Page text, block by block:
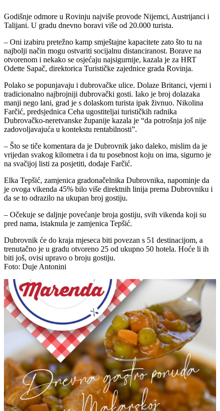
Godišnje odmore u Rovinju najviše provode Nijemci, Austrijanci i
Talijani. U gradu dnevno boravi više od 20.000 turista.
– Oni izabiru pretežno kamp smještajne kapacitete zato što tu na
najbolji način mogu ostvariti socijalnu distanciranost. Borave na
otvorenom i nekako se osjećaju najsigurnije, kazala je za HRT
Odette Sapač, direktorica Turističke zajednice grada Rovinja.
Polako se popunjavaju i dubrovačke ulice. Dolaze Britanci, vjerni i
tradicionalno najbrojniji dubrovački gosti. Iako je broj dolazaka
manji nego lani, grad je s dolaskom turista ipak živnuo. Nikolina
Farčić, predsjednica Ceha ugostiteljai turističkih radnika
Dubrovačko-neretvanske županije kazala je “da potrošnja još nije
zadovoljavajuća u kontekstu rentabilnosti”.
– Što se tiče komentara da je Dubrovnik jako daleko, mislim da je
vrijedan svakog kilometra i da tu posebnost koju on ima, sigurno je
na svačijoj listi za posjetiti, dodaje Farčić.
Elka Tepšić, zamjenica gradonačelnika Dubrovnika, napominje da
je ovoga vikenda 45% bilo više direktnih linija prema Dubrovniku i
da se to odrazilo na ukupan broj gostiju.
– Očekuje se daljnje povećanje broja gostiju, svih vikenda koji su
pred nama, istaknula je zamjenica Tepšić.
Dubrovnik će do kraja mjeseca biti povezan s 51 destinacijom, a
trenutačno je u gradu otvoreno 25 od ukupno 50 hotela. Hoće li ih
biti još, ovisi upravo o broju gostiju.
Foto: Duje Antonini